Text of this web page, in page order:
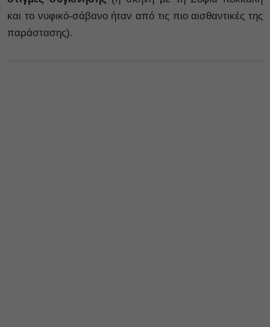
και το νυφικό-σάβανο ήταν από τις πιο αισθαντικές της
παράστασης).